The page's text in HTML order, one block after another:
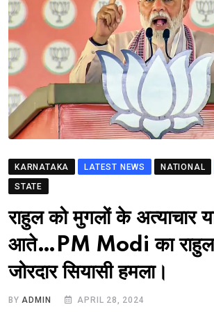
KARNATAKA LATEST NEWS NATIONAL
STATE
राहुल को मुगलों के अत्याचार
आते…PM Modi का राहुल
जोरदार सियासी हमला।
BYADMIN APRIL 28, 2024